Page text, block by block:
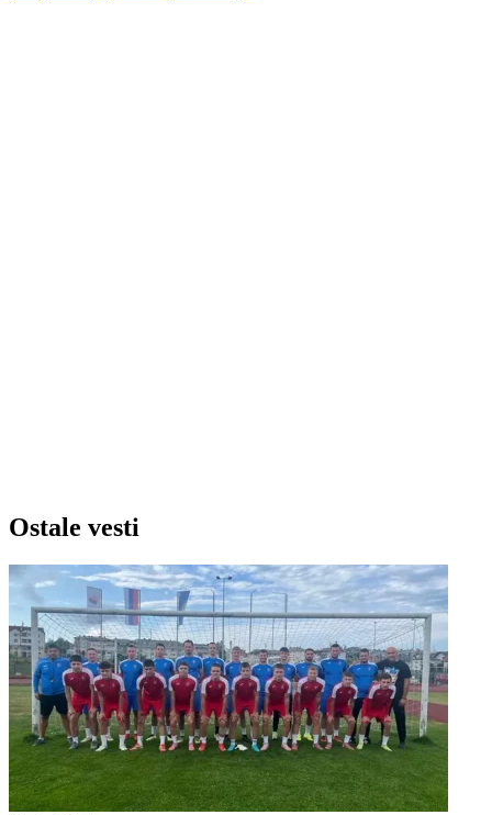
Ostale vesti